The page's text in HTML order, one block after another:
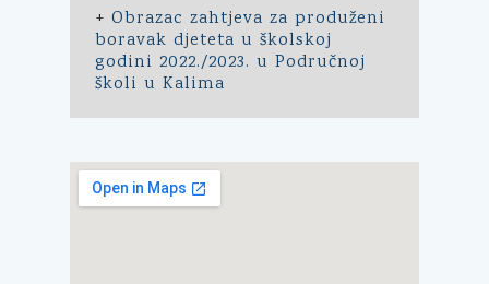
+ Obrazac zahtjeva za produženi
boravak djeteta u školskoj
godini 2022./2023. u Područnoj
školi u Kalima